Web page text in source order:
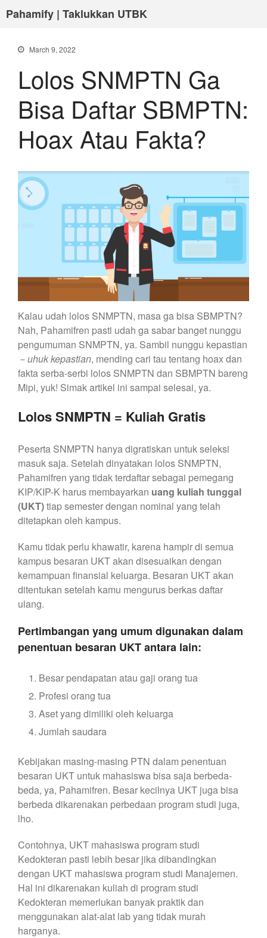
Pahamify | Taklukkan UTBK
March 9, 2022
Lolos SNMPTN Ga
Bisa Daftar SBMPTN:
Hoax Atau Fakta?
Kalau udah lolos SNMPTN, masa ga bisa SBMPTN?
Nah, Pahamifren pasti udah ga sabar banget nunggu
pengumuman SNMPTN, ya. Sambil nunggu kepastian
－uhuk kepastian, mending cari tau tentang hoax dan
fakta serba-serbi lolos SNMPTN dan SBMPTN bareng
Mipi, yuk! Simak artikel ini sampai selesai, ya.
Lolos SNMPTN = Kuliah Gratis
Peserta SNMPTN hanya digratiskan untuk seleksi
masuk saja. Setelah dinyatakan lolos SNMPTN,
Pahamifren yang tidak terdaftar sebagai pemegang
KIP/KIP-K harus membayarkan uang kuliah tunggal
(UKT)tiap semester dengan nominal yang telah
ditetapkan oleh kampus.
Kamu tidak perlu khawatir, karena hampir di semua
kampus besaran UKT akan disesuaikan dengan
kemampuan finansial keluarga. Besaran UKT akan
ditentukan setelah kamu mengurus berkas daftar
ulang.
Pertimbangan yang umum digunakan dalam
penentuan besaran UKT antara lain:
Besar pendapatan atau gaji orang tua
Profesi orang tua
Aset yang dimiliki oleh keluarga
Jumlah saudara
Kebijakan masing-masing PTN dalam penentuan
besaran UKT untuk mahasiswa bisa saja berbeda-
beda, ya, Pahamifren. Besar kecilnya UKT juga bisa
berbeda dikarenakan perbedaan program studi juga,
lho.
Contohnya, UKT mahasiswa program studi
Kedokteran pasti lebih besar jika dibandingkan
dengan UKT mahasiswa program studi Manajemen.
Hal ini dikarenakan kuliah di program studi
Kedokteran memerlukan banyak praktik dan
menggunakan alat-alat lab yang tidak murah
harganya.